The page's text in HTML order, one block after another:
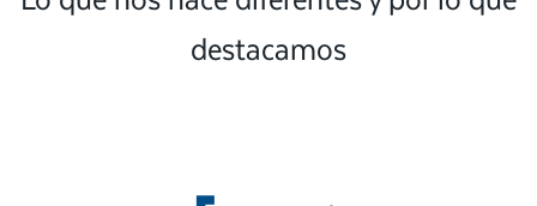
destacamos